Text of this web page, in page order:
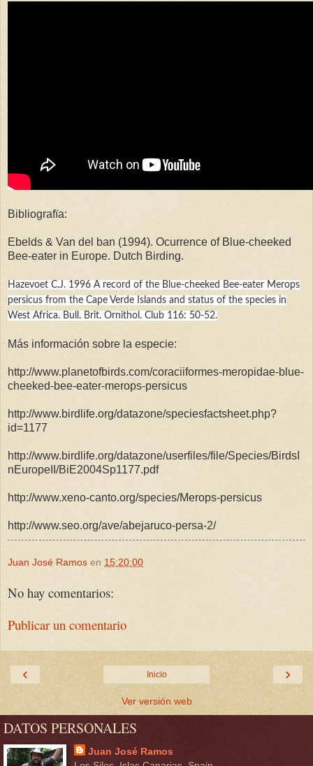
Bibliografïa:
Ebelds & Van del ban (1994). Ocurrence of Blue-cheeked
Bee-eater in Europe. Dutch Birding.
Hazevoet C.J. 1996 A record of the Blue-cheeked Bee-eater Merops
persicus from the Cape Verde Islands and status of the species in
West Africa. Bull. Brit. Ornithol. Club 116: 50-52.
Más información sobre la especie:
http://www.planetofbirds.com/coraciiformes-meropidae-blue-
cheeked-bee-eater-merops-persicus
http://www.birdlife.org/datazone/speciesfactsheet.php?
id=1177
http://www.birdlife.org/datazone/userfiles/file/Species/BirdsI
nEuropeII/BiE2004Sp1177.pdf
http://www.xeno-canto.org/species/Merops-persicus
http://www.seo.org/ave/abejaruco-persa-2/
Juan José Ramos en 15:20:00
No hay comentarios:
Publicar un comentario
‹ ›
Inicio
Ver versión web
DATOS PERSONALES
Juan José Ramos